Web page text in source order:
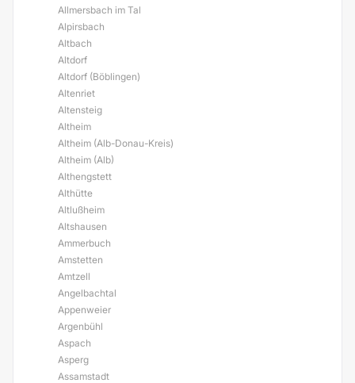
Allmersbach im Tal
Alpirsbach
Altbach
Altdorf
Altdorf (Böblingen)
Altenriet
Altensteig
Altheim
Altheim (Alb-Donau-Kreis)
Altheim (Alb)
Althengstett
Althütte
Altlußheim
Altshausen
Ammerbuch
Amstetten
Amtzell
Angelbachtal
Appenweier
Argenbühl
Aspach
Asperg
Assamstadt